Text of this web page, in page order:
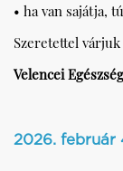
• ha van sajátja,
Szeretettel
Velencei
2026. február